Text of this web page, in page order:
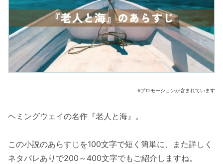
※プロモーションが含まれています
ヘミングウェイの名作『老人と海』。
この小説のあらすじを100文字で短く簡単に、また詳しく
ネタバレありで200～400文字でもご紹介しますね。